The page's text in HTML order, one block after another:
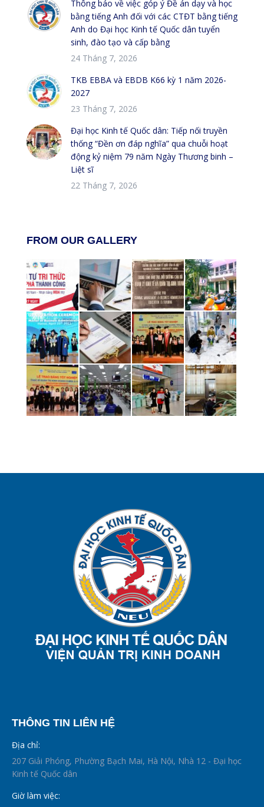
Thông báo về việc góp ý Đề án dạy và học
bằng tiếng Anh đối với các CTĐT bằng tiếng
Anh do Đại học Kinh tế Quốc dân tuyển
sinh, đào tạo và cấp bằng
24 Tháng 7, 2026
TKB EBBA và EBDB K66 kỳ 1 năm 2026-
2027
23 Tháng 7, 2026
Đại học Kinh tế Quốc dân: Tiếp nối truyền
thống “Đền ơn đáp nghĩa” qua chuỗi hoạt
động kỷ niệm 79 năm Ngày Thương binh –
Liệt sĩ
22 Tháng 7, 2026
FROM OUR GALLERY
THÔNG TIN LIÊN HỆ
Địa chỉ:
207 Giải Phóng, Phường Bạch Mai, Hà Nội, Nhà 12 - Đại học
Kinh tế Quốc dân
Giờ làm việc: